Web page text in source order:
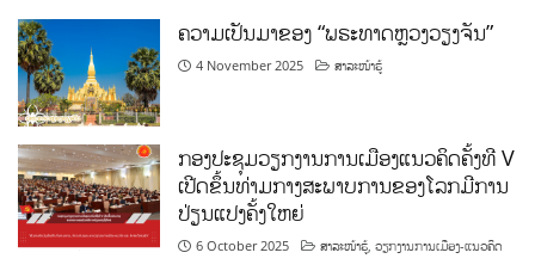
ຄວາມເປັນມາຂອງ “ພຣະທາດຫຼວງວຽງຈັນ”
4 November 2025 ສາລະໜ້າຮູ້
ກອງປະຊຸມວຽກງານການເມືອງແນວຄິດຄັ້ງທີ V
ເປີດຂຶ້ນທ່າມກາງສະພາບການຂອງໂລກມີການ
ປ່ຽນແປງຄັ້ງໃຫຍ່
6 October 2025 ສາລະໜ້າຮູ້ ,ວຽກງານການເມືອງ-ແນວຄິດ